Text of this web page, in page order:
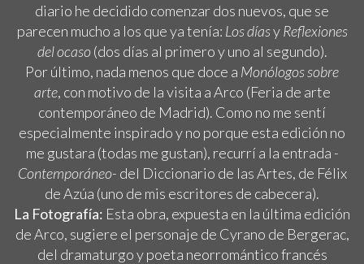
diario he decidido comenzar dos nuevos, que se
parecen mucho a los que ya tenía: Los díasyReflexiones
del ocaso(dos días al primero y uno al segundo).
Por último, nada menos que doce a Monólogos sobre
arte, con motivo de la visita a Arco (Feria de arte
contemporáneo de Madrid). Como no me sentí
especialmente inspirado y no porque esta edición no
me gustara (todas me gustan), recurrí a la entrada -
Contemporáneo- del Diccionario de las Artes, de Félix
de Azúa (uno de mis escritores de cabecera).
La Fotografía: Esta obra, expuesta en la última edición
de Arco, sugiere el personaje de Cyrano de Bergerac,
del dramaturgo y poeta neorromántico francés